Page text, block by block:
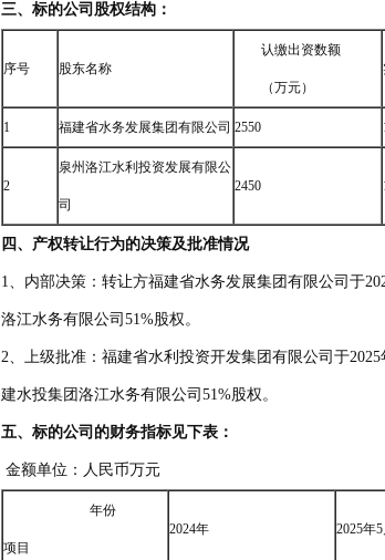
三、标的公司股权结构：
序号 股东名称
认缴出资数额
（万元）
1 福建省水务发展集团有限公司 2550
2
泉州洛江水利投资发展有限公
司
2450
四、 产权转让行为的决策及批准情况
1、内部决策：转让方福建省水务发展集团有限公司于
洛江水务有限公司51%股权。
2、上级批准：福建省水利投资开发集团有限公司于
建水投集团洛江水务有限公司51%股权。
五、标的公司的财务指标见下表：
金额单位：人民币万元
年份
项目
2024年 2025年5